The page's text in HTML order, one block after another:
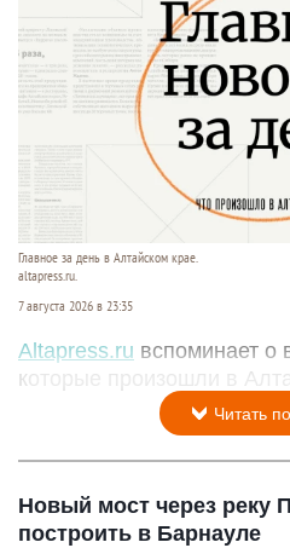
Главное за день в Алтайском крае.
altapress.ru.
7 августа 2026 в 23:35
Altapress.ru вспоминает о
которые произошли в
Читать
Новый мост через реку
построить в Барнауле